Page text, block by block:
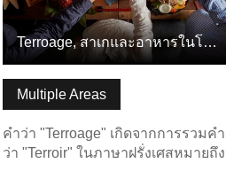
Multiple Areas
คำว่า "Terroage" เกิดจากการรวมคำ
ว่า "Terroir" ในภาษาฝรั่งเศสหมายถึง
Terroage, สาเกและอาหารในโทโฮคุ